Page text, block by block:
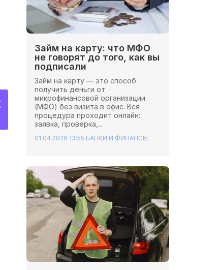
Займ на карту: что МФО
не говорят до того, как вы
подписали
Займ на карту — это способ
получить деньги от
микрофинансовой организации
(МФО) без визита в офис. Вся
процедура проходит онлайн:
заявка, проверка,...
01.04.2026 13:55 БАНКИ И ФИНАНСЫ